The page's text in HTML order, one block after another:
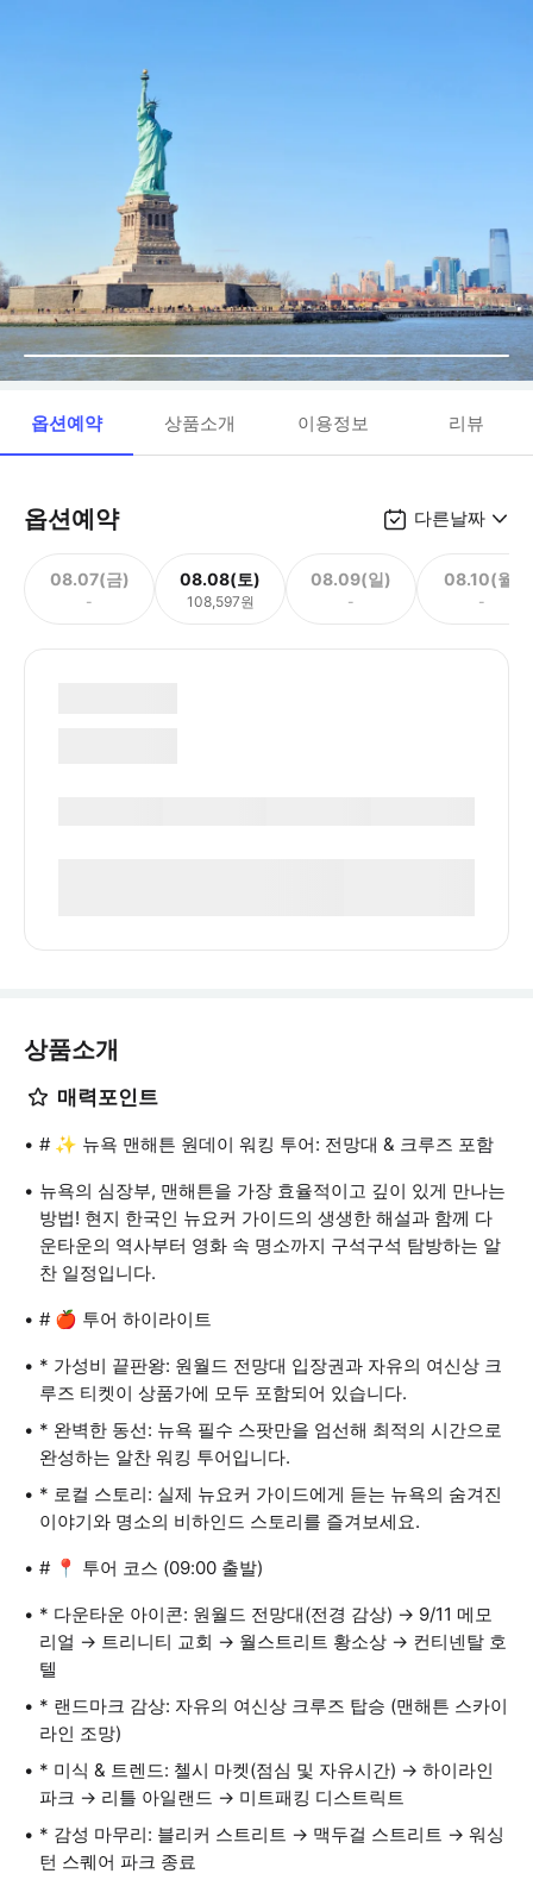
옵션예약 상품소개 이용정보 리뷰
옵션예약 다른날짜
08.07(금)
-
08.08(토)
108,597원
08.09(일)
-
08.10(월)
-
상품소개
매력포인트
# ✨ 뉴욕 맨해튼 원데이 워킹 투어: 전망대 & 크루즈 포함
뉴욕의 심장부, 맨해튼을 가장 효율적이고 깊이 있게 만나는
방법! 현지 한국인 뉴요커 가이드의 생생한 해설과 함께 다
운타운의 역사부터 영화 속 명소까지 구석구석 탐방하는 알
찬 일정입니다.
# 🍎 투어 하이라이트
* 가성비 끝판왕: 원월드 전망대 입장권과 자유의 여신상 크
루즈 티켓이 상품가에 모두 포함되어 있습니다.
* 완벽한 동선: 뉴욕 필수 스팟만을 엄선해 최적의 시간으로
완성하는 알찬 워킹 투어입니다.
* 로컬 스토리: 실제 뉴요커 가이드에게 듣는 뉴욕의 숨겨진
이야기와 명소의 비하인드 스토리를 즐겨보세요.
# 📍 투어 코스 (09:00 출발)
* 다운타운 아이콘: 원월드 전망대(전경 감상) → 9/11 메모
리얼 → 트리니티 교회 → 월스트리트 황소상 → 컨티넨탈 호
텔
* 랜드마크 감상: 자유의 여신상 크루즈 탑승 (맨해튼 스카이
라인 조망)
* 미식 & 트렌드: 첼시 마켓(점심 및 자유시간) → 하이라인
파크 → 리틀 아일랜드 → 미트패킹 디스트릭트
* 감성 마무리: 블리커 스트리트 → 맥두걸 스트리트 → 워싱
턴 스퀘어 파크 종료